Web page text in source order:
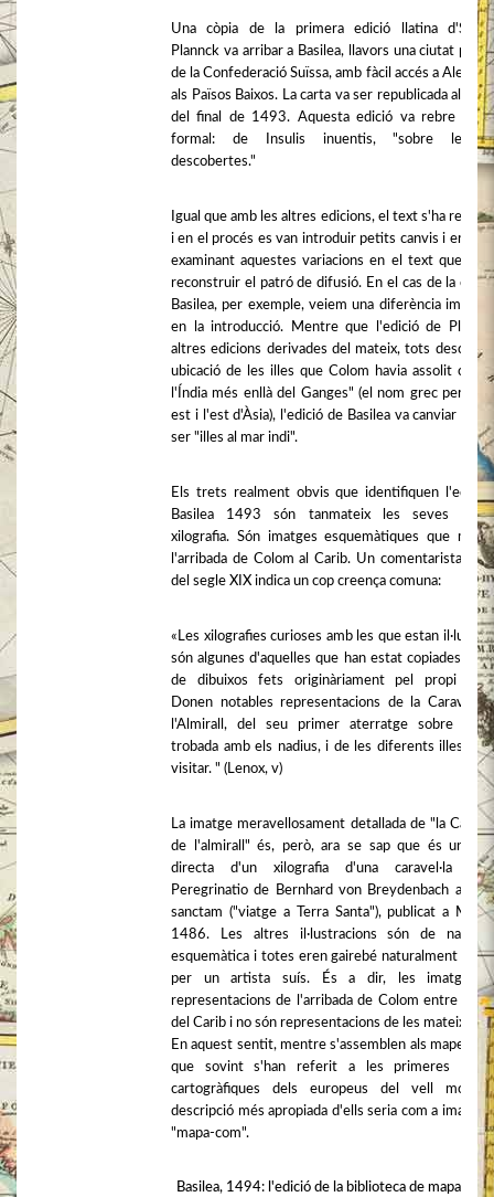
Una còpia de la primera edició llatina
Plannck va arribar a Basilea, llavors una ciutat
de la Confederació Suïssa, amb fàcil accés a
als Països Baixos. La carta va ser republicada allà
del final de 1493. Aquesta edició va rebre un
formal: de Insulis inuentis, "sobre les
descobertes."
Igual que amb les altres edicions, el text s'ha
i en el procés es van introduir petits canvis i errors.
examinant aquestes variacions en el text que
reconstruir el patró de difusió. En el cas de la carta
Basilea, per exemple, veiem una diferència
en la introducció. Mentre que l'edició de
altres edicions derivades del mateix, tots
ubicació de les illes que Colom havia assolit com
l'Índia més enllà del Ganges" (el nom grec per al
est i l'est d'Àsia), l'edició de Basilea va canviar això
ser "illes al mar indi".
Els trets realment obvis que identifiquen l'edició
Basilea 1493 són tanmateix les seves
xilografia. Són imatges esquemàtiques que
l'arribada de Colom al Carib. Un comentarista a
del segle XIX indica un cop creença comuna:
«Les xilografies curioses amb les que estan
són algunes d'aquelles que han estat copiades a
de dibuixos fets originàriament pel propi
Donen notables representacions de la Caravel·la
l'Almirall, del seu primer aterratge sobre
trobada amb els nadius, i de les diferents illes que
visitar. " (Lenox, v)
La imatge meravellosament detallada de "la
de l'almirall" és, però, ara se sap que és una
directa d'un xilografia d'una caravel·la
Peregrinatio de Bernhard von Breydenbach a
sanctam ("viatge a Terra Santa"), publicat a
1486. Les altres il·lustracions són de
esquemàtica i totes eren gairebé naturalment
per un artista suís. És a dir, les imatges
representacions de l'arribada de Colom entre les
del Carib i no són representacions de les mateixes
En aquest sentit, mentre s'assemblen als mapes i,
que sovint s'han referit a les primeres
cartogràfiques dels europeus del vell món,
descripció més apropiada d'ells seria com a imatges
"mapa-com".
Basilea, 1494: l'edició de la biblioteca de mapa